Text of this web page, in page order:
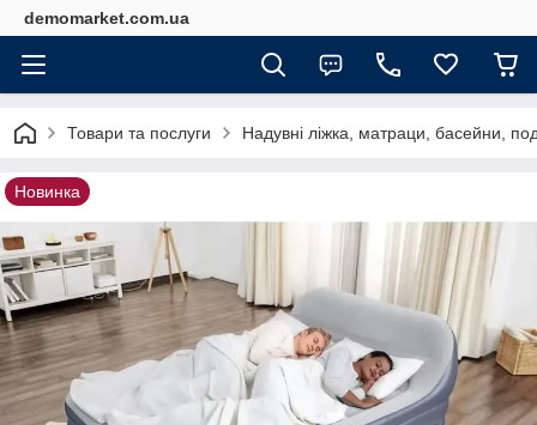
demomarket.com.ua
Товари та послуги Надувні ліжка, матраци, басейни,
Новинка